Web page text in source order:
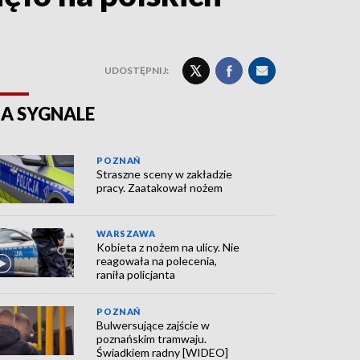
UDOSTĘPNIJ:
SYGNALE
POZNAŃ
Straszne sceny w zakładzie
pracy. Zaatakował nożem
WARSZAWA
Kobieta z nożem na ulicy. Nie
reagowała na polecenia,
raniła policjanta
POZNAŃ
Bulwersujące zajście w
poznańskim tramwaju.
Świadkiem radny [WIDEO]